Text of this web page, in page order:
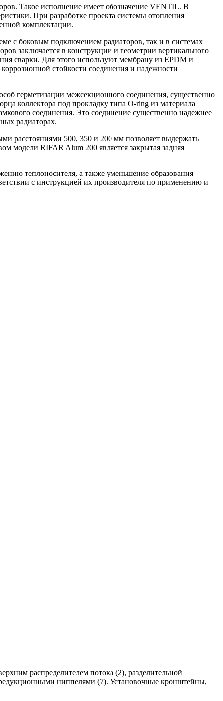
Такое исполнение имеет обозначение VENTIL. В
При разработке проекта системы отопления
комплектации.
с боковым подключением радиаторов, так и в системах
заключается в конструкции и геометрии вертикального
сварки. Для этого используют мембрану из EPDM и
стойкости соединения и надежности
герметизации межсекционного соединения, существенно
коллектора под прокладку типа O-ring из материала
соединения. Это соединение существенно надежнее
радиаторах.
расстояниями 500, 350 и 200 мм позволяет выдержать
модели RIFAR Alum 200 является закрытая задняя
теплоносителя, а также уменьшение образования
с инструкцией их производителя по применению и
распределителем потока (2), разделительной
ниппелями (7). Установочные кронштейны,